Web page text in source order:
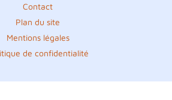
Contact
Plan du site
Mentions légales
de confidentialité